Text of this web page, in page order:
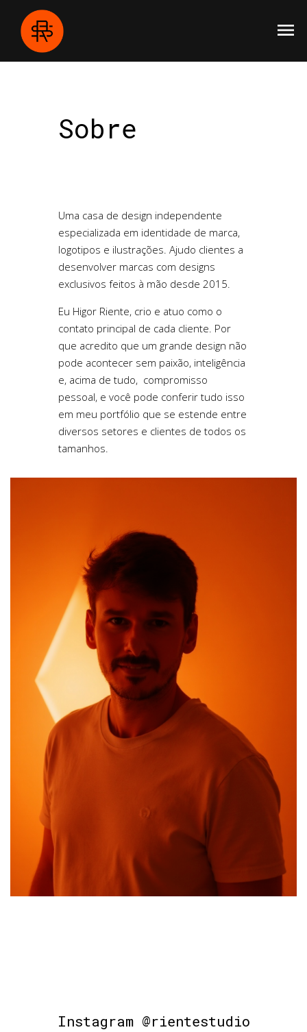
menu
Sobre
Uma casa de design independente
especializada em identidade de marca,
logotipos e ilustrações. Ajudo clientes a
desenvolver marcas com designs
exclusivos feitos à mão desde 2015.
Eu Higor Riente, crio e atuo como o
contato principal de cada cliente. Por
que acredito que um grande design não
pode acontecer sem paixão, inteligência
e, acima de tudo, compromisso
pessoal, e você pode conferir tudo isso
em meu portfólio que se estende entre
diversos setores e clientes de todos os
tamanhos.
Instagram @rientestudio